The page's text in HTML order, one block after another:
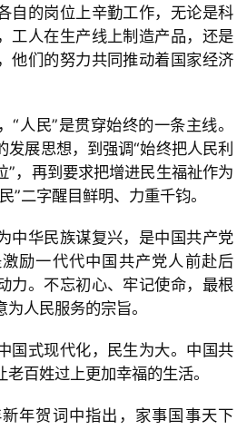
自的岗位上辛勤工作，无论是科
工人在生产线上制造产品，还是
他们的努力共同推动着国家经济
“人民”是贯穿始终的一条主线。
发展思想，到强调“始终把人民利
”，再到要求把增进民生福祉作为
”二字醒目鲜明、力重千钧。
中华民族谋复兴，是中国共产党
励一代代中国共产党人前赴后
力。不忘初心、牢记使命，最根
人民服务的宗旨。
国式现代化，民生为大。中国共
百姓过上更加幸福的生活。
年贺词中指出，家事国事天下